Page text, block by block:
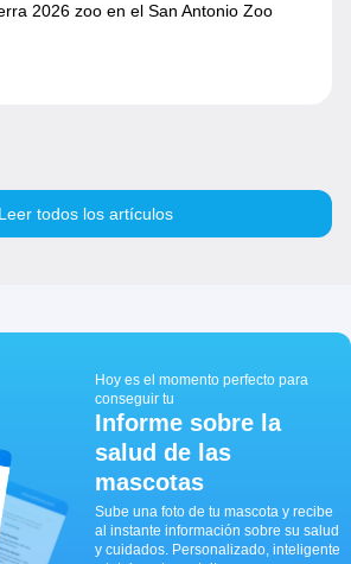
2026 zoo en el San Antonio Zoo
Leer todos los artículos
Hoy es el momento perfecto para
conseguir tu
Informe sobre la
salud de las
mascotas
Sube una foto de tu mascota y recibe
al instante información sobre su salud
y cuidados. Personalizado, inteligente